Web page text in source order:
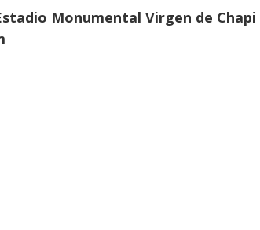
Monumental Virgen de Chapi